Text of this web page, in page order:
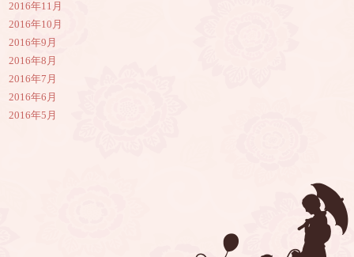
2016年11月
2016年10月
2016年9月
2016年8月
2016年7月
2016年6月
2016年5月